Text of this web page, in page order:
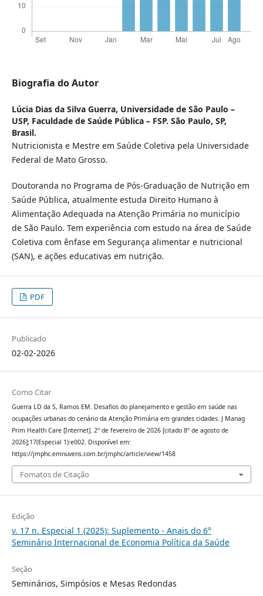
Biografia do Autor
Lúcia Dias da Silva Guerra, Universidade de São Paulo –
USP, Faculdade de Saúde Pública – FSP. São Paulo, SP,
Brasil.
Nutricionista e Mestre em Saúde Coletiva pela Universidade
Federal de Mato Grosso.
Doutoranda no Programa de Pós-Graduação de Nutrição em
Saúde Pública, atualmente estuda Direito Humano à
Alimentação Adequada na Atenção Primária no município
de São Paulo. Tem experiência com estudo na área de Saúde
Coletiva com ênfase em Segurança alimentar e nutricional
(SAN), e ações educativas em nutrição.
PDF
Publicado
02-02-2026
Como Citar
Guerra LD da S, Ramos EM. Desafios do planejamento e gestão em saúde nas
ocupações urbanas do cenário da Atenção Primária em grandes cidades. J Manag
Prim Health Care [Internet]. 2º de fevereiro de 2026 [citado 8º de agosto de
2026];17(Especial 1):e002. Disponível em:
https://jmphc.emnuvens.com.br/jmphc/article/view/1458
Fomatos de Citação
Edição
v. 17 n. Especial 1 (2025): Suplemento - Anais do 6°
Seminário Internacional de Economia Política da Saúde
Seção
Seminários, Simpósios e Mesas Redondas